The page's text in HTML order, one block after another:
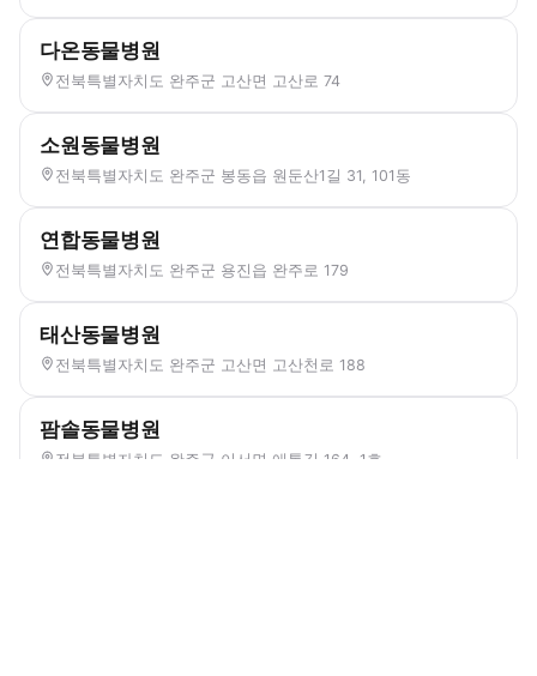
다온동물병원
전북특별자치도 완주군 고산면 고산로 74
소원동물병원
전북특별자치도 완주군 봉동읍 원둔산1길 31, 101동
연합동물병원
전북특별자치도 완주군 용진읍 완주로 179
태산동물병원
전북특별자치도 완주군 고산면 고산천로 188
팜솔동물병원
전북특별자치도 완주군 이서면 애통길 164, 1호